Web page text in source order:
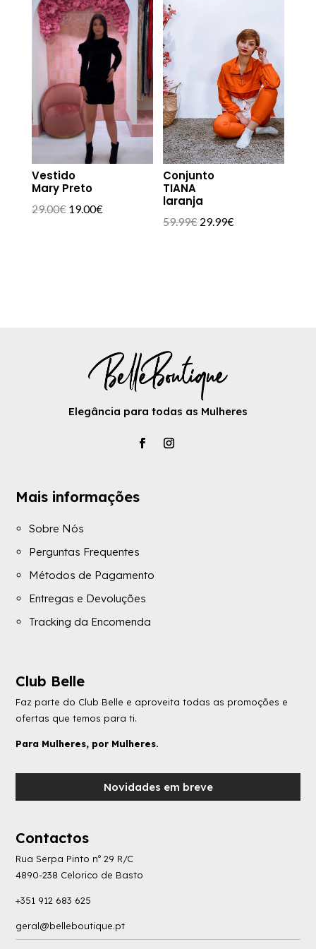
Vestido
Mary Preto
29.00€ O
19.00€O
Conjunto
TIANA
laranja
59.99€ O
29.99€O
Elegância para todas as Mulheres
Mais informações
Sobre Nós
Perguntas Frequentes
Métodos de Pagamento
Entregas e Devoluções
Tracking da Encomenda
Club Belle
Faz parte do Club Belle e aproveita todas as promoções e
ofertas que temos para ti.
Para Mulheres, por Mulheres.
Novidades em breve
Contactos
Rua Serpa Pinto nº 29 R/C
4890-238 Celorico de Basto
+351 912 683 625
geral@belleboutique.pt